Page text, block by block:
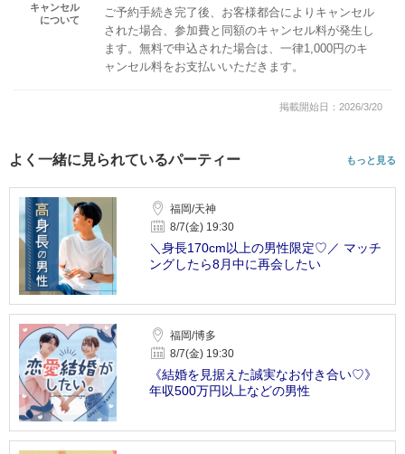
キャンセル
について
ご予約手続き完了後、お客様都合によりキャンセル
された場合、参加費と同額のキャンセル料が発生し
ます。無料で申込された場合は、一律1,000円のキ
ャンセル料をお支払いいただきます。
掲載開始日：2026/3/20
よく一緒に見られているパーティー もっと見る
福岡/天神
8/7(金) 19:30
＼身長170cm以上の男性限定♡／ マッチ
ングしたら8月中に再会したい
福岡/博多
8/7(金) 19:30
《結婚を見据えた誠実なお付き合い♡》
年収500万円以上などの男性